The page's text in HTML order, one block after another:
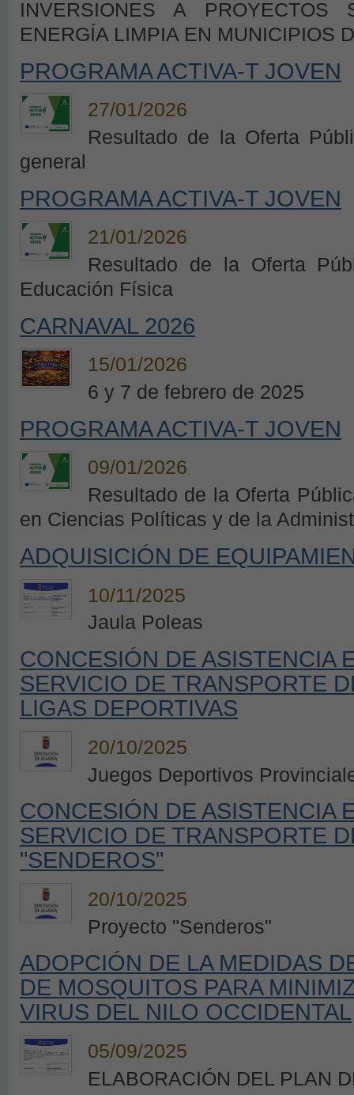
INVERSIONES A PROYECTOS
ENERGÍA LIMPIA EN MUNICIPIOS
PROGRAMA ACTIVA-T JOVEN
27/01/2026
Resultado de la Oferta
general
PROGRAMA ACTIVA-T JOVEN
21/01/2026
Resultado de la Oferta
Educación Física
CARNAVAL 2026
15/01/2026
6 y 7 de febrero de 2025
PROGRAMA ACTIVA-T JOVEN
09/01/2026
Resultado de la Oferta
en Ciencias Políticas y de la
ADQUISICIÓN DE
10/11/2025
Jaula Poleas
CONCESIÓN DE ASISTENCIA
SERVICIO DE TRANSPORTE
LIGAS DEPORTIVAS
20/10/2025
Juegos Deportivos
CONCESIÓN DE ASISTENCIA
SERVICIO DE TRANSPORTE
"SENDEROS"
20/10/2025
Proyecto "Senderos"
ADOPCIÓN DE LA MEDIDAS
DE MOSQUITOS PARA
VIRUS DEL NILO OCCIDENTAL
05/09/2025
ELABORACIÓN DEL PLAN